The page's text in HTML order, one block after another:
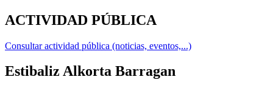
ACTIVIDAD PÚBLICA
Consultar actividad pública (noticias, eventos,...)
Estibaliz Alkorta Barragan